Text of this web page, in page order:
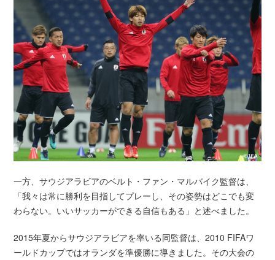
一方、サウジアラビアのベルト・ファン・マルバイク監督は、
「我々は常に勝利を目指してプレーし、その姿勢はどこでも変
わらない。いいサッカーができる自信もある」と述べました。
2015年夏からサウジアラビアを率いる同監督は、2010 FIFAワ
ールドカップではオランダを準優勝に導きました。その大会の